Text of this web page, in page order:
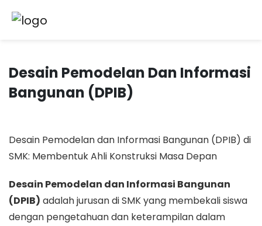
Desain Pemodelan Dan Informasi
Bangunan (DPIB)
Desain Pemodelan dan Informasi Bangunan (DPIB) di
SMK: Membentuk Ahli Konstruksi Masa Depan
Desain Pemodelan dan Informasi Bangunan
(DPIB) adalah jurusan di SMK yang membekali siswa
dengan pengetahuan dan keterampilan dalam